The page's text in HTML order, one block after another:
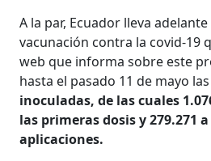
A la par, Ecuador lleva
vacunación contra la covid-19
web que informa sobre este
hasta el pasado 11 de mayo las
inoculadas, de las cuales
las primeras dosis y 279.271
aplicaciones.